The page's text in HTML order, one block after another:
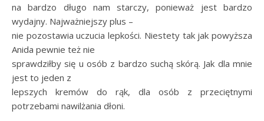
na bardzo długo nam starczy, ponieważ jest bardzo
wydajny. Najważniejszy plus –
nie pozostawia uczucia lepkości. Niestety tak jak powyższa
Anida pewnie też nie
sprawdziłby się u osób z bardzo suchą skórą. Jak dla mnie
jest to jeden z
lepszych kremów do rąk, dla osób z przeciętnymi
potrzebami nawilżania dłoni.